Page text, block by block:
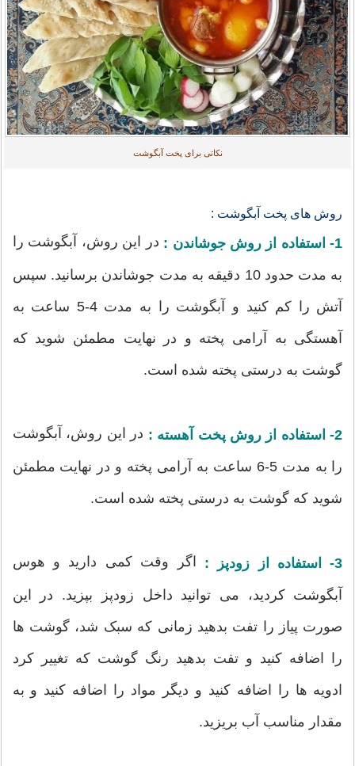
نکاتی برای پخت آبگوشت
روش های پخت آبگوشت :
1- استفاده از روش جوشاندن : در این روش، آبگوشت را
به مدت حدود 10 دقیقه به مدت جوشاندن برسانید. سپس
آتش را کم کنید و آبگوشت را به مدت 4-5 ساعت به
آهستگی به آرامی پخته و در نهایت مطمئن شوید که
گوشت به درستی پخته شده است.
2- استفاده از روش پخت آهسته : در این روش، آبگوشت
را به مدت 5-6 ساعت به آرامی پخته و در نهایت مطمئن
شوید که گوشت به درستی پخته شده است.
3- استفاده از زودپز : اگر وقت کمی دارید و هوس
آبگوشت کردید، می توانید داخل زودپز بپزید. در این
صورت پیاز را تفت بدهید زمانی که سبک شد، گوشت ها
را اضافه کنید و تفت بدهید رنگ گوشت که تغییر کرد
ادویه ها را اضافه کنید و دیگر مواد را اضافه کنید و به
مقدار مناسب آب بریزید.